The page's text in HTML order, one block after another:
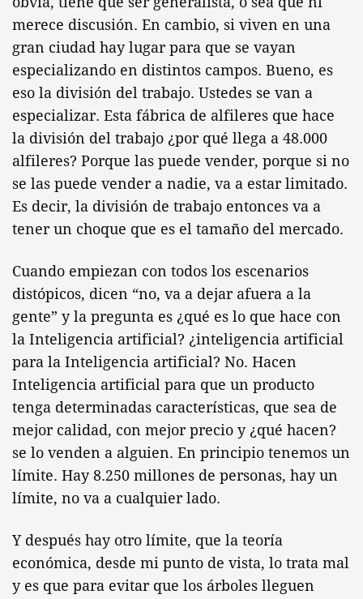
merece discusión. En cambio, si viven en una
gran ciudad hay lugar para que se vayan
especializando en distintos campos. Bueno, es
eso la división del trabajo. Ustedes se van a
especializar. Esta fábrica de alfileres que hace
la división del trabajo ¿por qué llega a 48.000
alfileres? Porque las puede vender, porque si no
se las puede vender a nadie, va a estar limitado.
Es decir, la división de trabajo entonces va a
tener un choque que es el tamaño del mercado.
Cuando empiezan con todos los escenarios
distópicos, dicen “no, va a dejar afuera a la
gente” y la pregunta es ¿qué es lo que hace con
la Inteligencia artificial? ¿inteligencia artificial
para la Inteligencia artificial? No. Hacen
Inteligencia artificial para que un producto
tenga determinadas características, que sea de
mejor calidad, con mejor precio y ¿qué hacen?
se lo venden a alguien. En principio tenemos un
límite. Hay 8.250 millones de personas, hay un
límite, no va a cualquier lado.
Y después hay otro límite, que la teoría
económica, desde mi punto de vista, lo trata mal
y es que para evitar que los árboles lleguen